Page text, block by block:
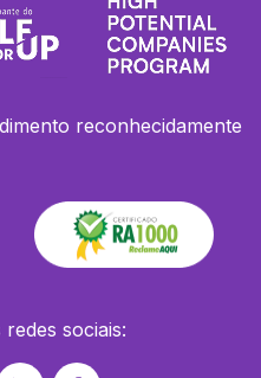
reconhecidamente
sociais: